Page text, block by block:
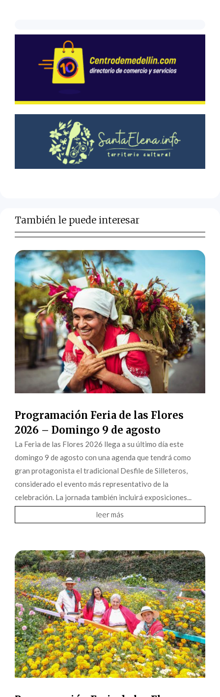
También le puede interesar
Programación Feria de las Flores
2026 – Domingo 9 de agosto
La Feria de las Flores 2026 llega a su último día este
domingo 9 de agosto con una agenda que tendrá como
gran protagonista el tradicional Desfile de Silleteros,
considerado el evento más representativo de la
celebración. La jornada también incluirá exposiciones...
leer más